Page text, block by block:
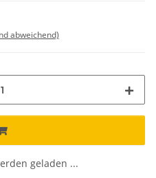
abweichend)
geladen ...